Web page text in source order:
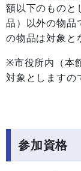
額以下のものと
品）以外の物品
の物品は対象と
※市役所内（本
対象としますの
参加資格